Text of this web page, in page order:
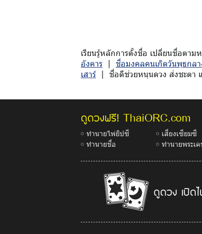
เรียนรู้หลักการตั้งชื่อ เปลี่ยนชื่อตา
อังคาร | ชื่อมงคลคนเกิดวันพุธกลา
เสาร์ | ชื่อดีช่วยหนุนดวง ส่งชะตา แ
ดูดวงฟรี! ThaiORC.com
ทำนายไพ่ยิปซี เสี่ยงเซียมซี
ทำนายชื่อ
ทำนายพระเค
ดูดวง เปิด